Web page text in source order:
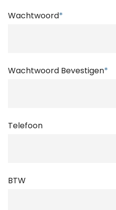
Wachtwoord*
Wachtwoord Bevestigen*
Telefoon
BTW